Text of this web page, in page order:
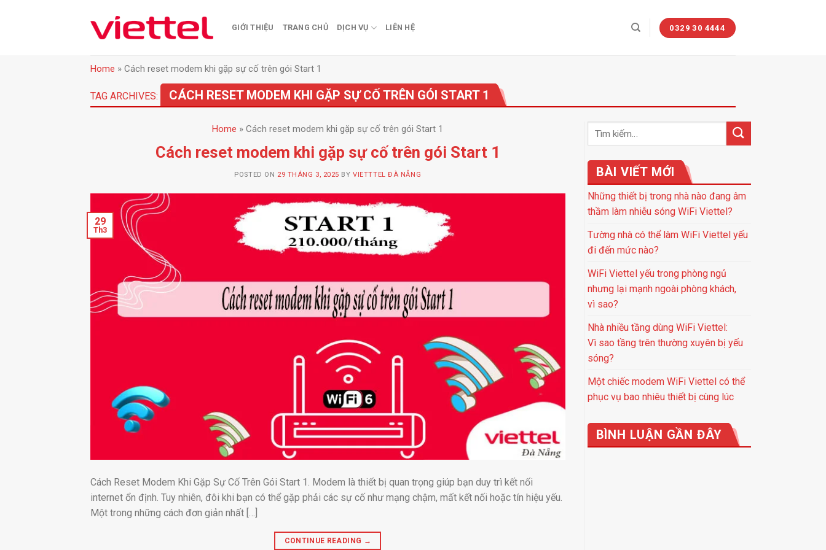
GIỚI THIỆU TRANG CHỦ DỊCH VỤ LIÊN HỆ 0329 30 4444
Home » Cách reset modem khi gặp sự cố trên gói Start 1
TAG ARCHIVES: CÁCH RESET MODEM KHI GẶP SỰ CỐ TRÊN GÓI START 1
Home »Cách reset modem khi gặp sự cố trên gói Start 1
Cách reset modem khi gặp sự cố trên gói Start 1
POSTED ON 29 THÁNG 3, 2025 BYVIETTTEL ĐÀ NẴNG
29
Th3
Cách Reset Modem Khi Gặp Sự Cố Trên Gói Start 1. Modem là thiết bị quan trọng giúp bạn duy trì kết nối
internet ổn định. Tuy nhiên, đôi khi bạn có thể gặp phải các sự cố như mạng chậm, mất kết nối hoặc tín hiệu yếu.
Một trong những cách đơn giản nhất […]
CONTINUE READING →
BÀI VIẾT MỚI
Những thiết bị trong nhà nào đang âm
thầm làm nhiễu sóng WiFi Viettel?
Tường nhà có thể làm WiFi Viettel yếu
đi đến mức nào?
WiFi Viettel yếu trong phòng ngủ
nhưng lại mạnh ngoài phòng khách,
vì sao?
Nhà nhiều tầng dùng WiFi Viettel:
Vì sao tầng trên thường xuyên bị yếu
sóng?
Một chiếc modem WiFi Viettel có thể
phục vụ bao nhiêu thiết bị cùng lúc
BÌNH LUẬN GẦN ĐÂY